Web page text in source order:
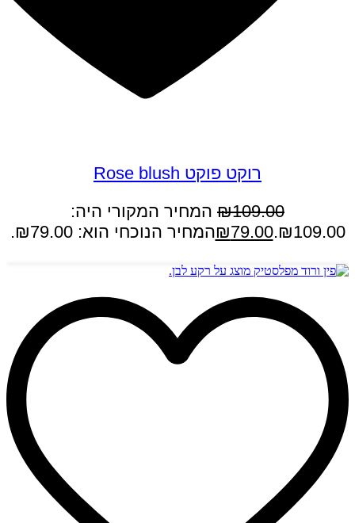
רוקט פוקט Rose blush
₪109.00
המחיר המקורי היה:
₪109.00.
₪79.00 המחיר הנוכחי הוא: ₪79.00.